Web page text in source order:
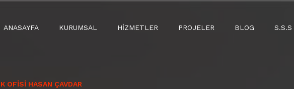
ANASAYFA KURUMSAL HIZMETLER PROJELER BLOG S.S.S
OFISI HASAN ÇAVDAR